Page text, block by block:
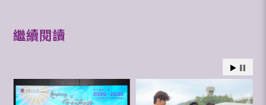
繼續閱讀